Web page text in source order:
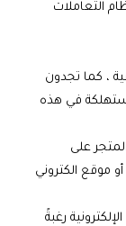
التعاملات
، كما تجدون
في هذه
على
موقع الكتروني
رغبةً